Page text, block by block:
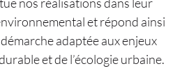
et répond ainsi
adaptée aux enjeux
et de l’écologie urbaine.